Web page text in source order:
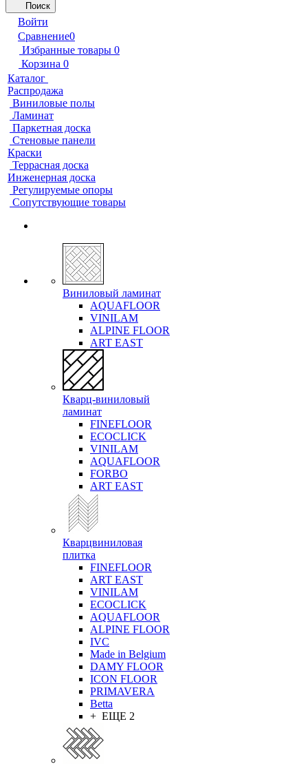
Поиск
Войти
Сравнение0
Избранные товары 0
Корзина 0
Каталог
Распродажа
Виниловые полы
Ламинат
Паркетная доска
Стеновые панели
Краски
Террасная доска
Инженерная доска
Регулируемые опоры
Сопутствующие товары
Виниловый ламинат
AQUAFLOOR
VINILAM
ALPINE FLOOR
ART EAST
Кварц-виниловый
ламинат
FINEFLOOR
ECOCLICK
VINILAM
AQUAFLOOR
FORBO
ART EAST
Кварцвиниловая
плитка
FINEFLOOR
ART EAST
VINILAM
ECOCLICK
AQUAFLOOR
ALPINE FLOOR
IVC
Made in Belgium
DAMY FLOOR
ICON FLOOR
PRIMAVERA
Betta
+ ЕЩЕ 2